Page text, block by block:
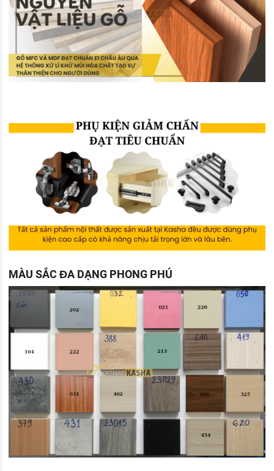
MÀU SẮC ĐA DẠNG PHONG PHÚ